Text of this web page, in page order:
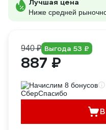
Лучшая цена
Ниже средней
940 ₽ Выгода 53 ₽
887 ₽
Начислим 8 бонусов